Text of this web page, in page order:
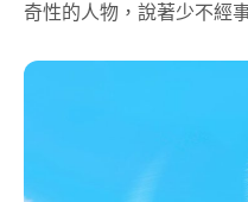
奇性的人物，說著少不經